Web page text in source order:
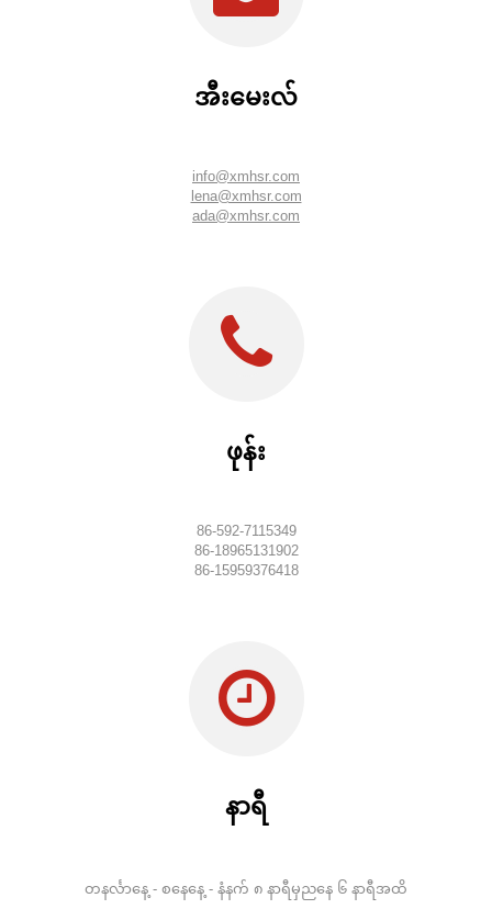
အီးမေးလ်
info@xmhsr.com
lena@xmhsr.com
ada@xmhsr.com
ဖုန်း
86-592-7115349
86-18965131902
86-15959376418
နာရီ
တနင်္လာနေ့ - စနေနေ့ - နံနက် ၈ နာရီမှညနေ ၆ နာရီအထိ